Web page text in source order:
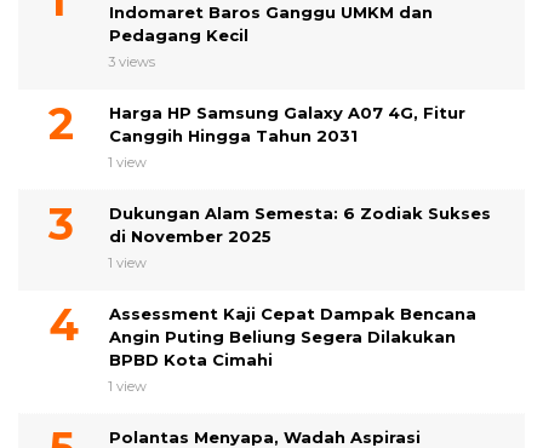
Indomaret Baros Ganggu UMKM dan
Pedagang Kecil
3 views
Harga HP Samsung Galaxy A07 4G, Fitur
Canggih Hingga Tahun 2031
1 view
Dukungan Alam Semesta: 6 Zodiak Sukses
di November 2025
1 view
Assessment Kaji Cepat Dampak Bencana
Angin Puting Beliung Segera Dilakukan
BPBD Kota Cimahi
1 view
Polantas Menyapa, Wadah Aspirasi